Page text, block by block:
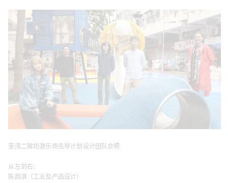
荃湾二陂坊游乐场先导计划设计团队合照
从左到右：
陈韵淇（工业及产品设计）